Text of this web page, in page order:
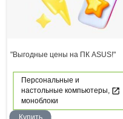
"Выгодные цены на ПК ASUS!"
Персональные и
настольные компьютеры,
моноблоки